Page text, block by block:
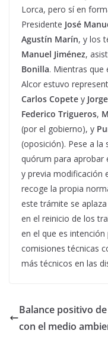
Lorca, pero sí en
Presidente José
Agustín Marín, y los
Manuel Jiménez,
Bonilla. Mientras que
Alcor estuvo
Carlos Copete y
Federico Trigueros,
(por el gobierno), y
(oposición). Pese a
quórum para aprobar
y previa modificación
recoge la propia
este trámite se
en el reinicio de los
en el que es
comisiones técnicas
más técnicos en las
Balance positivo
con el medio